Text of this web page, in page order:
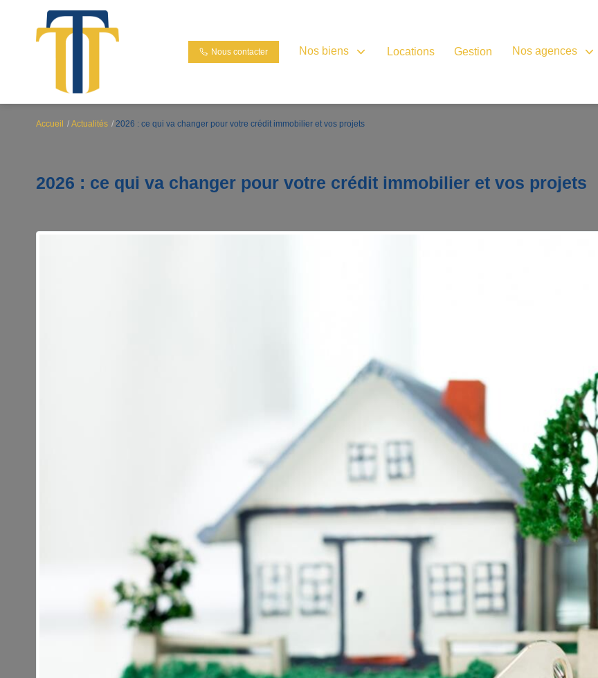
Nous contacter Nos biens Locations Gestion Nos agences
Accueil Actualités 2026 : ce qui va changer pour votre crédit immobilier et vos projets
2026 : ce qui va changer pour votre crédit immobilier et vos projets